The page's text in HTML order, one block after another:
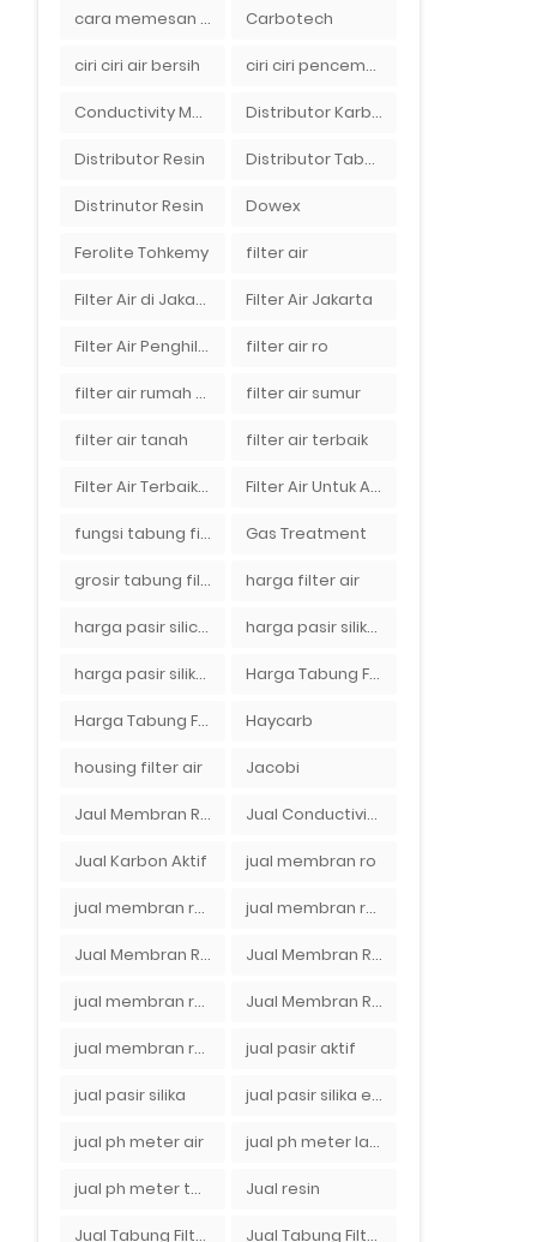
cara memesan filter air Ady Wate Carbotech
ciri ciri air bersih ciri ciri pencemaran air sumur bor di rumah
Conductivity Meter Distributor Karbon Aktif
Distributor Resin Distributor Tabung Filter Air FRP1054 di Bandung
Distrinutor Resin Dowex
Ferolite Tohkemy filter air
Filter Air di Jakarta Filter Air Jakarta
Filter Air Penghilang Bau filter air ro
filter air rumah tangga filter air sumur
filter air tanah filter air terbaik
Filter Air Terbaik di Jakarta Filter Air Untuk Aquarium
fungsi tabung filter Gas Treatment
grosir tabung filter air harga filter air
harga pasir silica per ton per kg harga pasir silika per ton per kg
harga pasir silika putih Harga Tabung Filter 1054
Harga Tabung Filter Air Sumur Haycarb
housing filter air Jacobi
Jaul Membran Ro 2000 GPD Harga Murah Jual Conductivity Meter Lutron
Jual Karbon Aktif jual membran ro
jual membran ro 2000 gpd murah jual membran ro di bandung
Jual Membran RO Di Jakarta Selatan Jual Membran RO Di Lampung
jual membran ro di surabaya Jual Membran Ro Murah : 082140002080
jual membran ro murah surabaya jual pasir aktif
jual pasir silika jual pasir silika eceran
jual ph meter air jual ph meter laboratorium
jual ph meter tanah Jual resin
Jual Tabung Filter Air Jual Tabung Filter Air Murah